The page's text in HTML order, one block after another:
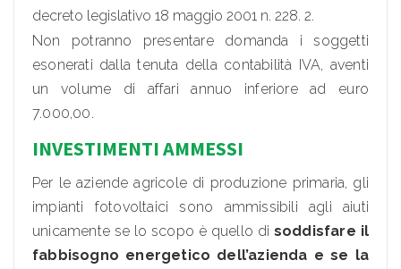
decreto legislativo 18 maggio 2001 n. 228. 2.
Non potranno presentare domanda i soggetti
esonerati dalla tenuta della contabilità IVA, aventi
un volume di affari annuo inferiore ad euro
7.000,00.
INVESTIMENTI AMMESSI
Per le aziende agricole di produzione primaria, gli
impianti fotovoltaici sono ammissibili agli aiuti
unicamente se lo scopo è quello di soddisfare il
fabbisogno energetico dell’azienda e se la